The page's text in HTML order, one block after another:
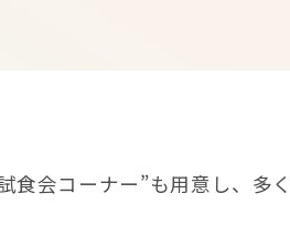
食会コーナー”も用意し、多